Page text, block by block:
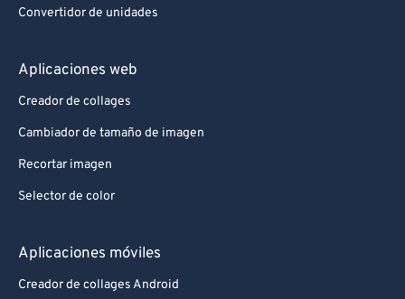
Convertidor de unidades
Aplicaciones web
Creador de collages
Cambiador de tamaño de imagen
Recortar imagen
Selector de color
Aplicaciones móviles
Creador de collages Android